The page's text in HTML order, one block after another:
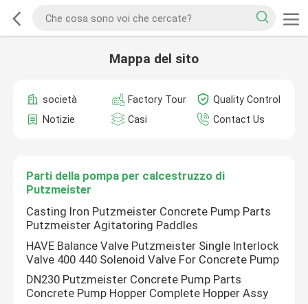
Mappa del sito
società Factory Tour
Quality Control
Notizie
Casi Contact Us
Parti della pompa per calcestruzzo di
Putzmeister
Casting Iron Putzmeister Concrete Pump Parts
Putzmeister Agitatoring Paddles
HAVE Balance Valve Putzmeister Single Interlock
Valve 400 440 Solenoid Valve For Concrete Pump
DN230 Putzmeister Concrete Pump Parts
Concrete Pump Hopper Complete Hopper Assy